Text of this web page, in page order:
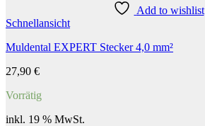
Add to wishlist
Schnellansicht
Muldental EXPERT Stecker 4,0 mm²
27,90 €
Vorrätig
inkl. 19 % MwSt.